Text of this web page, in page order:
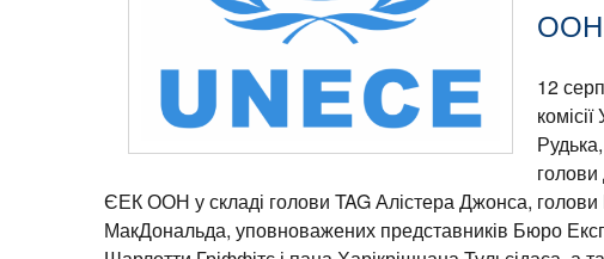
12
ЄЕК ООН у складі голови TAG Алістера Джонса, голови
МакДональда, уповноважених представників Бюро